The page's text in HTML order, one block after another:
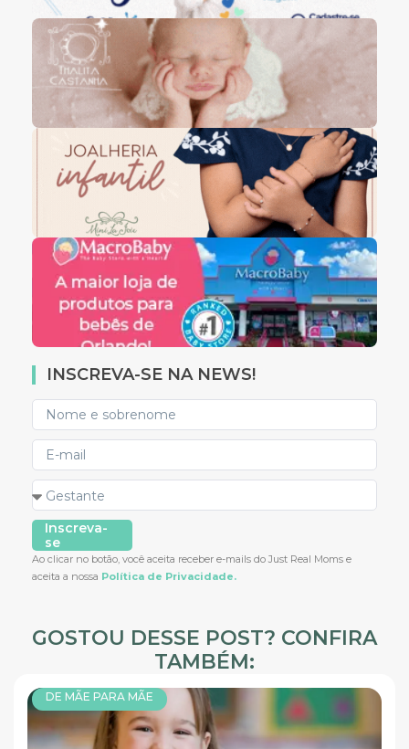
INSCREVA-SE NA NEWS!
Inscreva-
se
Ao clicar no botão, você aceita receber e-mails do Just Real Moms e
aceita a nossa Política de Privacidade.
GOSTOU DESSE POST? CONFIRA
TAMBÉM:
DE MÃE PARA MÃE